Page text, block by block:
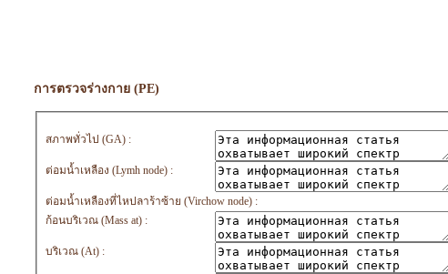
การตรวจร่างกาย (PE)
สภาพทั่วไป (GA) :
ต่อมน้ำเหลือง (Lymh node) :
ต่อมน้ำเหลืองที่ไหปลาร้าซ้าย (Virchow node) :
ก้อนบริเวณ (Mass at) :
บริเวณ (At) :